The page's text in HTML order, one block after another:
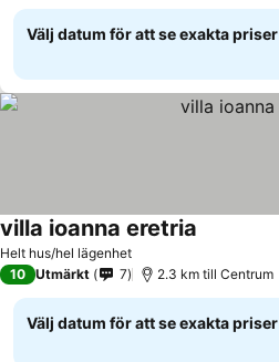
Välj datum för att se exakta priser
Helt hus/hel lägenhet
villa ioanna eretria
10 Utmärkt 7 2.3 km till Centrum
Välj datum för att se exakta priser